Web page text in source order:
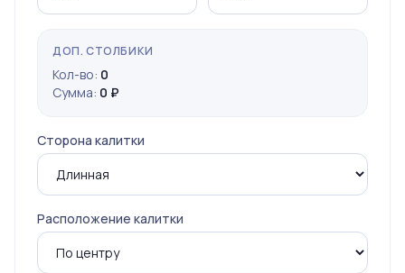
ДОП. СТОЛБИКИ
Кол-во: 0
Сумма: 0 ₽
Сторона калитки
Расположение калитки